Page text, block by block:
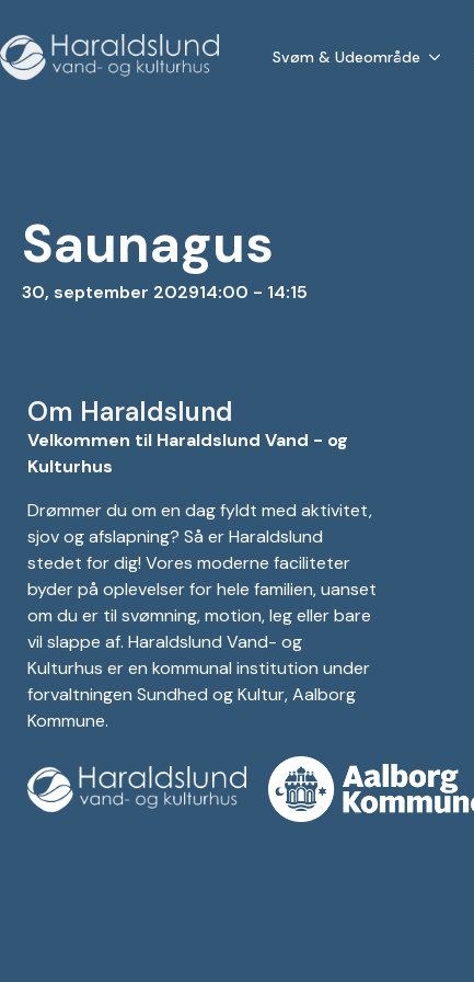
Svøm & Udeområde
Saunagus
30, september 202914:00 - 14:15
Om Haraldslund
Velkommen til Haraldslund Vand - og
Kulturhus
Drømmer du om en dag fyldt med aktivitet,
sjov og afslapning? Så er Haraldslund
stedet for dig! Vores moderne faciliteter
byder på oplevelser for hele familien, uanset
om du er til svømning, motion, leg eller bare
vil slappe af. Haraldslund Vand- og
Kulturhus er en kommunal institution under
forvaltningen Sundhed og Kultur, Aalborg
Kommune.